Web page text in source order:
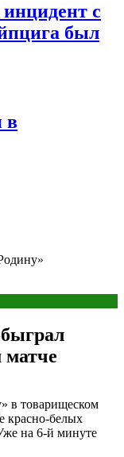
с
был
в
матче
в товарищеском
красно-белых
на 6-й минуте